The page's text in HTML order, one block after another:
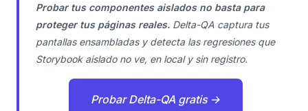
Probar tus componentes aislados no basta para
proteger tus páginas reales. Delta-QA captura tus
pantallas ensambladas y detecta las regresiones que
Storybook aislado no ve, en local y sin registro.
Probar Delta-QA gratis →